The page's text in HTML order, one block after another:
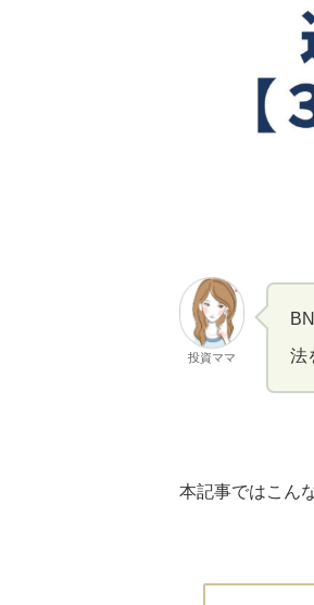
投資ママ
法
本記事ではこん